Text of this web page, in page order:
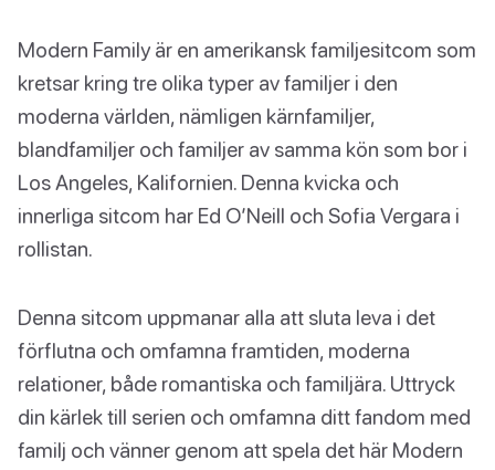
Modern Family är en amerikansk familjesitcom som
kretsar kring tre olika typer av familjer i den
moderna världen, nämligen kärnfamiljer,
blandfamiljer och familjer av samma kön som bor i
Los Angeles, Kalifornien. Denna kvicka och
innerliga sitcom har Ed O’Neill och Sofia Vergara i
rollistan.
Denna sitcom uppmanar alla att sluta leva i det
förflutna och omfamna framtiden, moderna
relationer, både romantiska och familjära. Uttryck
din kärlek till serien och omfamna ditt fandom med
familj och vänner genom att spela det här Modern